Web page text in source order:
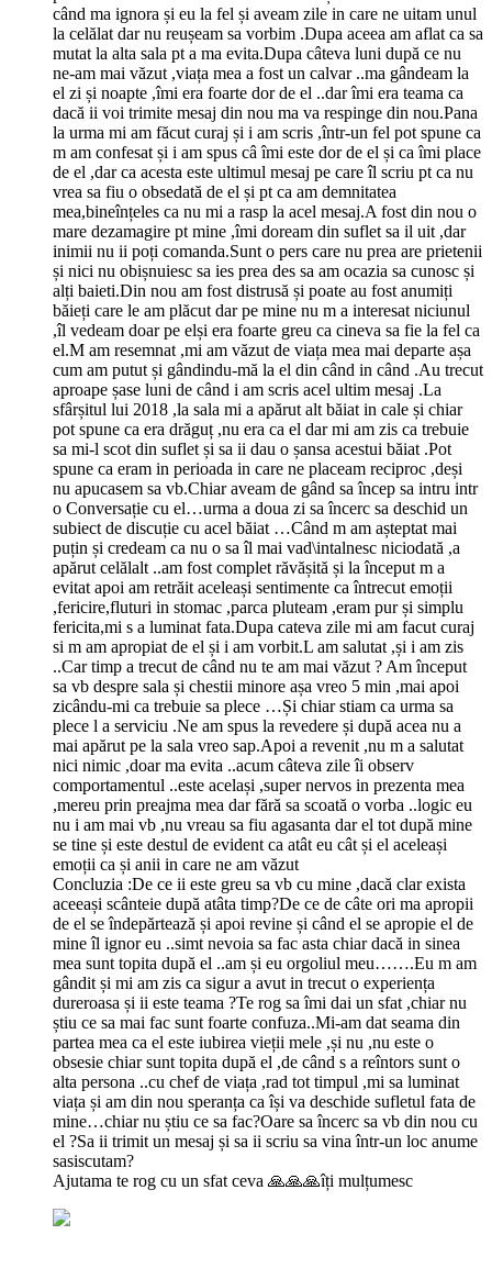
când ma ignora și eu la fel și aveam zile in care ne uitam unul
la celălat dar nu reușeam sa vorbim .Dupa aceea am aflat ca sa
mutat la alta sala pt a ma evita.Dupa câteva luni după ce nu
ne-am mai văzut ,viața mea a fost un calvar ..ma gândeam la
el zi și noapte ,îmi era foarte dor de el ..dar îmi era teama ca
dacă ii voi trimite mesaj din nou ma va respinge din nou.Pana
la urma mi am făcut curaj și i am scris ,într-un fel pot spune ca
m am confesat și i am spus câ îmi este dor de el și ca îmi place
de el ,dar ca acesta este ultimul mesaj pe care îl scriu pt ca nu
vrea sa fiu o obsedată de el și pt ca am demnitatea
mea,bineînțeles ca nu mi a rasp la acel mesaj.A fost din nou o
mare dezamagire pt mine ,îmi doream din suflet sa il uit ,dar
inimii nu ii poți comanda.Sunt o pers care nu prea are prietenii
și nici nu obișnuiesc sa ies prea des sa am ocazia sa cunosc și
alți baieti.Din nou am fost distrusă și poate au fost anumiți
băieți care le am plăcut dar pe mine nu m a interesat niciunul
,îl vedeam doar pe elși era foarte greu ca cineva sa fie la fel ca
el.M am resemnat ,mi am văzut de viața mea mai departe așa
cum am putut și gândindu-mă la el din când in când .Au trecut
aproape șase luni de când i am scris acel ultim mesaj .La
sfârșitul lui 2018 ,la sala mi a apărut alt băiat in cale și chiar
pot spune ca era drăguț ,nu era ca el dar mi am zis ca trebuie
sa mi-l scot din suflet și sa ii dau o șansa acestui băiat .Pot
spune ca eram in perioada in care ne placeam reciproc ,deși
nu apucasem sa vb.Chiar aveam de gând sa încep sa intru intr
o Conversație cu el…urma a doua zi sa încerc sa deschid un
subiect de discuție cu acel băiat …Când m am așteptat mai
puțin și credeam ca nu o sa îl mai vad\intalnesc niciodată ,a
apărut celălalt ..am fost complet răvășită și la început m a
evitat apoi am retrăit aceleași sentimente ca întrecut emoții
,fericire,fluturi in stomac ,parca pluteam ,eram pur și simplu
fericita,mi s a luminat fata.Dupa cateva zile mi am facut curaj
si m am apropiat de el și i am vorbit.L am salutat ,și i am zis
..Car timp a trecut de când nu te am mai văzut ? Am început
sa vb despre sala și chestii minore așa vreo 5 min ,mai apoi
zicându-mi ca trebuie sa plece …Și chiar stiam ca urma sa
plece l a serviciu .Ne am spus la revedere și după acea nu a
mai apărut pe la sala vreo sap.Apoi a revenit ,nu m a salutat
nici nimic ,doar ma evita ..acum câteva zile îi observ
comportamentul ..este același ,super nervos in prezenta mea
,mereu prin preajma mea dar fără sa scoată o vorba ..logic eu
nu i am mai vb ,nu vreau sa fiu agasanta dar el tot după mine
se tine și este destul de evident ca atât eu cât și el aceleași
emoții ca și anii in care ne am văzut
Concluzia :De ce ii este greu sa vb cu mine ,dacă clar exista
aceeași scânteie după atâta timp?De ce de câte ori ma apropii
de el se îndepărtează și apoi revine și când el se apropie el de
mine îl ignor eu ..simt nevoia sa fac asta chiar dacă in sinea
mea sunt topita după el ..am și eu orgoliul meu…….Eu m am
gândit și mi am zis ca sigur a avut in trecut o experiența
dureroasa și ii este teama ?Te rog sa îmi dai un sfat ,chiar nu
știu ce sa mai fac sunt foarte confuza..Mi-am dat seama din
partea mea ca el este iubirea vieții mele ,și nu ,nu este o
obsesie chiar sunt topita după el ,de când s a reîntors sunt o
alta persona ..cu chef de viața ,rad tot timpul ,mi sa luminat
viața și am din nou speranța ca își va deschide sufletul fata de
mine…chiar nu știu ce sa fac?Oare sa încerc sa vb din nou cu
el ?Sa ii trimit un mesaj și sa ii scriu sa vina într-un loc anume
sasiscutam?
Ajutama te rog cu un sfat ceva 🙏🙏🙏îți mulțumesc